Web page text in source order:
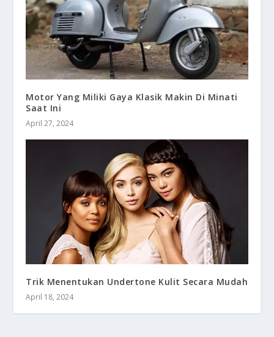
Motor Yang Miliki Gaya Klasik Makin Di Minati
Saat Ini
April 27, 2024
Trik Menentukan Undertone Kulit Secara Mudah
April 18, 2024